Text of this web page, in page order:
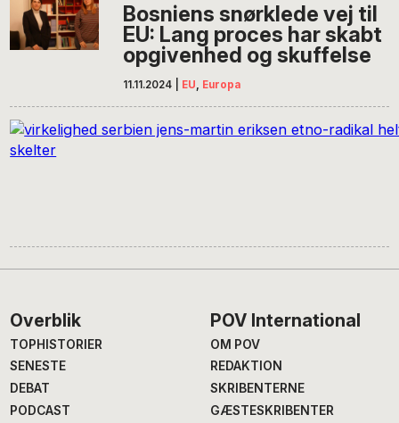
Bosniens snørklede vej til
EU: Lang proces har skabt
opgivenhed og skuffelse
11.11.2024 EU, Europa
Footer
Overblik
TOPHISTORIER
SENESTE
DEBAT
PODCAST
POV International
OM POV
REDAKTION
SKRIBENTERNE
GÆSTESKRIBENTER